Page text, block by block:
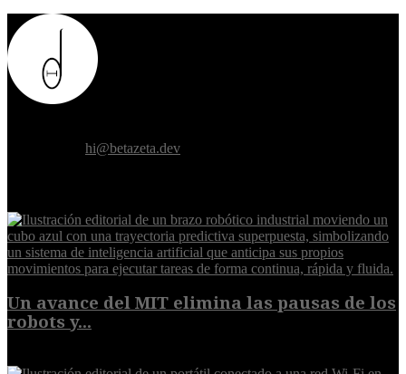
hi@betazeta.dev
Un avance del MIT elimina las pausas de los
robots y...